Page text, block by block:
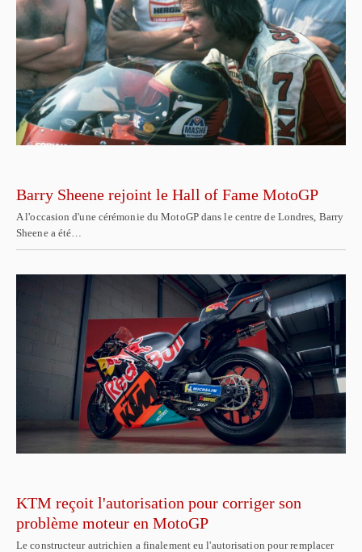
Barry Sheene rejoint le Hall of Fame MotoGP
A l'occasion d'une cérémonie du MotoGP dans le centre de Londres, Barry
Sheene a été…
KTM reçoit l'autorisation pour corriger son
problème moteur en MotoGP
Le constructeur autrichien a finalement eu l'autorisation pour remplacer